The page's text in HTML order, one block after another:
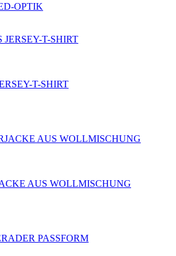
OPTIK
T-SHIRT
AUS WOLLMISCHUNG